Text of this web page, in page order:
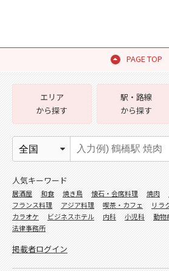
PAGE TOP
エリア
から探す
駅・路線
から探す
人気キーワード
居酒屋 和食 焼き鳥 懐石・会席料理 焼肉
フランス料理
アジア料理 喫茶・カフェ リラ
カラオケ
ビジネスホテル 内科 小児科 動物
法律事務所
掲載者ログイン